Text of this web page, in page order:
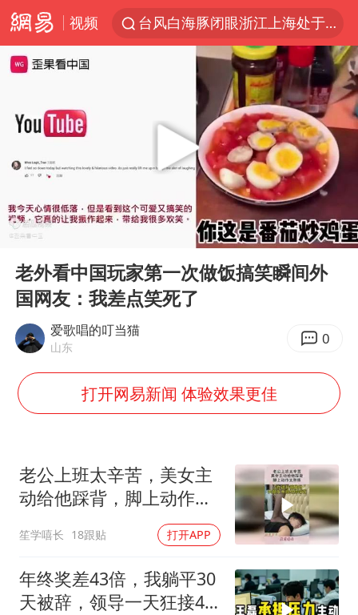
视频
台风白海豚闭眼浙江上海处于危险半圆
四川宜宾市珙县发生3.4级地震
香港宏福苑火灾或由烟头引起
网约车司机充电时猝死保险拒赔
中国父女泰国骑摩托车坠崖1死1伤
周末打虎 宋致远被查
白海豚将正面袭击贯穿浙江
浙江台州《告全体市民书》
多个明星演唱会取消
男孩参加珠心算比赛气定神闲
刘浩存百花奖开幕式红裙起舞
店主称换“青海拉面”招牌后生意更好
习近平心系体育强国建设
00:00 04:36
老外看中国玩家第一次做饭搞笑瞬间外
国网友：我差点笑死了
爱歌唱的叮当猫
山东 0
打开网易新闻 体验效果更佳
老公上班太辛苦，美女主
动给他踩背，脚上动作太
笙学嘻长 18跟贴 打开APP
年终奖差43倍，我躺平30
天被辞，领导一天狂接47